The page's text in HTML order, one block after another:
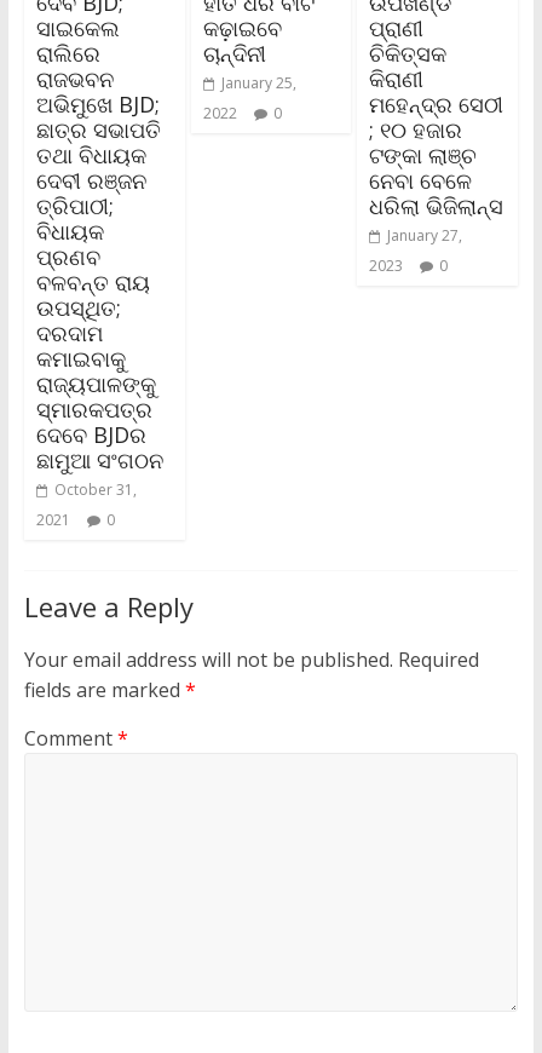
ସାଇକେଲ
ରାଲିରେ
ରାଜଭବନ
ଅଭିମୁଖେ BJD;
ଛାତ୍ର ସଭାପତି
ତଥା ବିଧାୟକ
ଦେବୀ ରଞ୍ଜନ
ତ୍ରିପାଠୀ;
ବିଧାୟକ
ପ୍ରଣବ
ବଳବନ୍ତ ରାୟ
ଉପସ୍ଥିତ;
ଦରଦାମ
କମାଇବାକୁ
ରାଜ୍ୟପାଳଙ୍କୁ
ସ୍ମାରକପତ୍ର
ଦେବେ BJDର
ଛାମୁଆ ସଂଗଠନ
October 31,
2021
0
କଢ଼ାଇବେ
ଚାନ୍ଦିନୀ
January 25,
2022
0
ପ୍ରାଣୀ
ଚିକିତ୍ସକ
କିରାଣୀ
ମହେନ୍ଦ୍ର ସେଠୀ
; ୧୦ ହଜାର
ଟଙ୍କା ଲାଞ୍ଚ
ନେବା ବେଳେ
ଧରିଲା ଭିଜିଲାନ୍ସ
January 27,
2023
0
Leave a Reply
Your email address will not be published. Required
fields are marked *
Comment*